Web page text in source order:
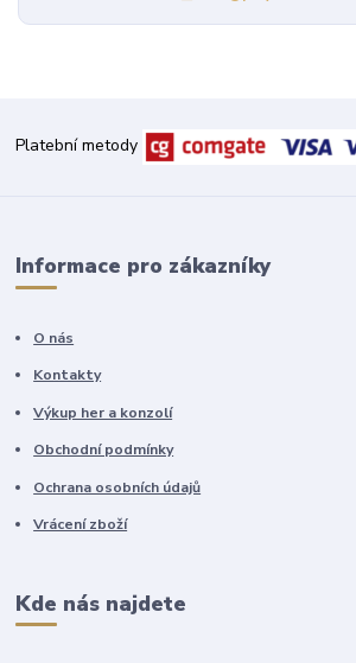
Platební metody
Informace pro zákazníky
O nás
Kontakty
Výkup her a konzolí
Obchodní podmínky
Ochrana osobních údajů
Vrácení zboží
Kde nás najdete